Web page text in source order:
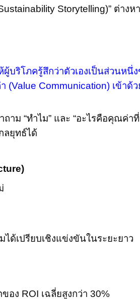
Storytelling)” ต่างห
ริโภครู้สึกว่าตัวเองเป็นส่วนหนึ่ง
(Value Communication) เข้าด้
ถาม “ทำไม” และ “อะไรคือคุณค่า
ลยุทธ์ได้
ได้เปรียบเชิงแข่งขันในระยะยาว
ของ ROI เฉลี่ยสูงกว่า 30%